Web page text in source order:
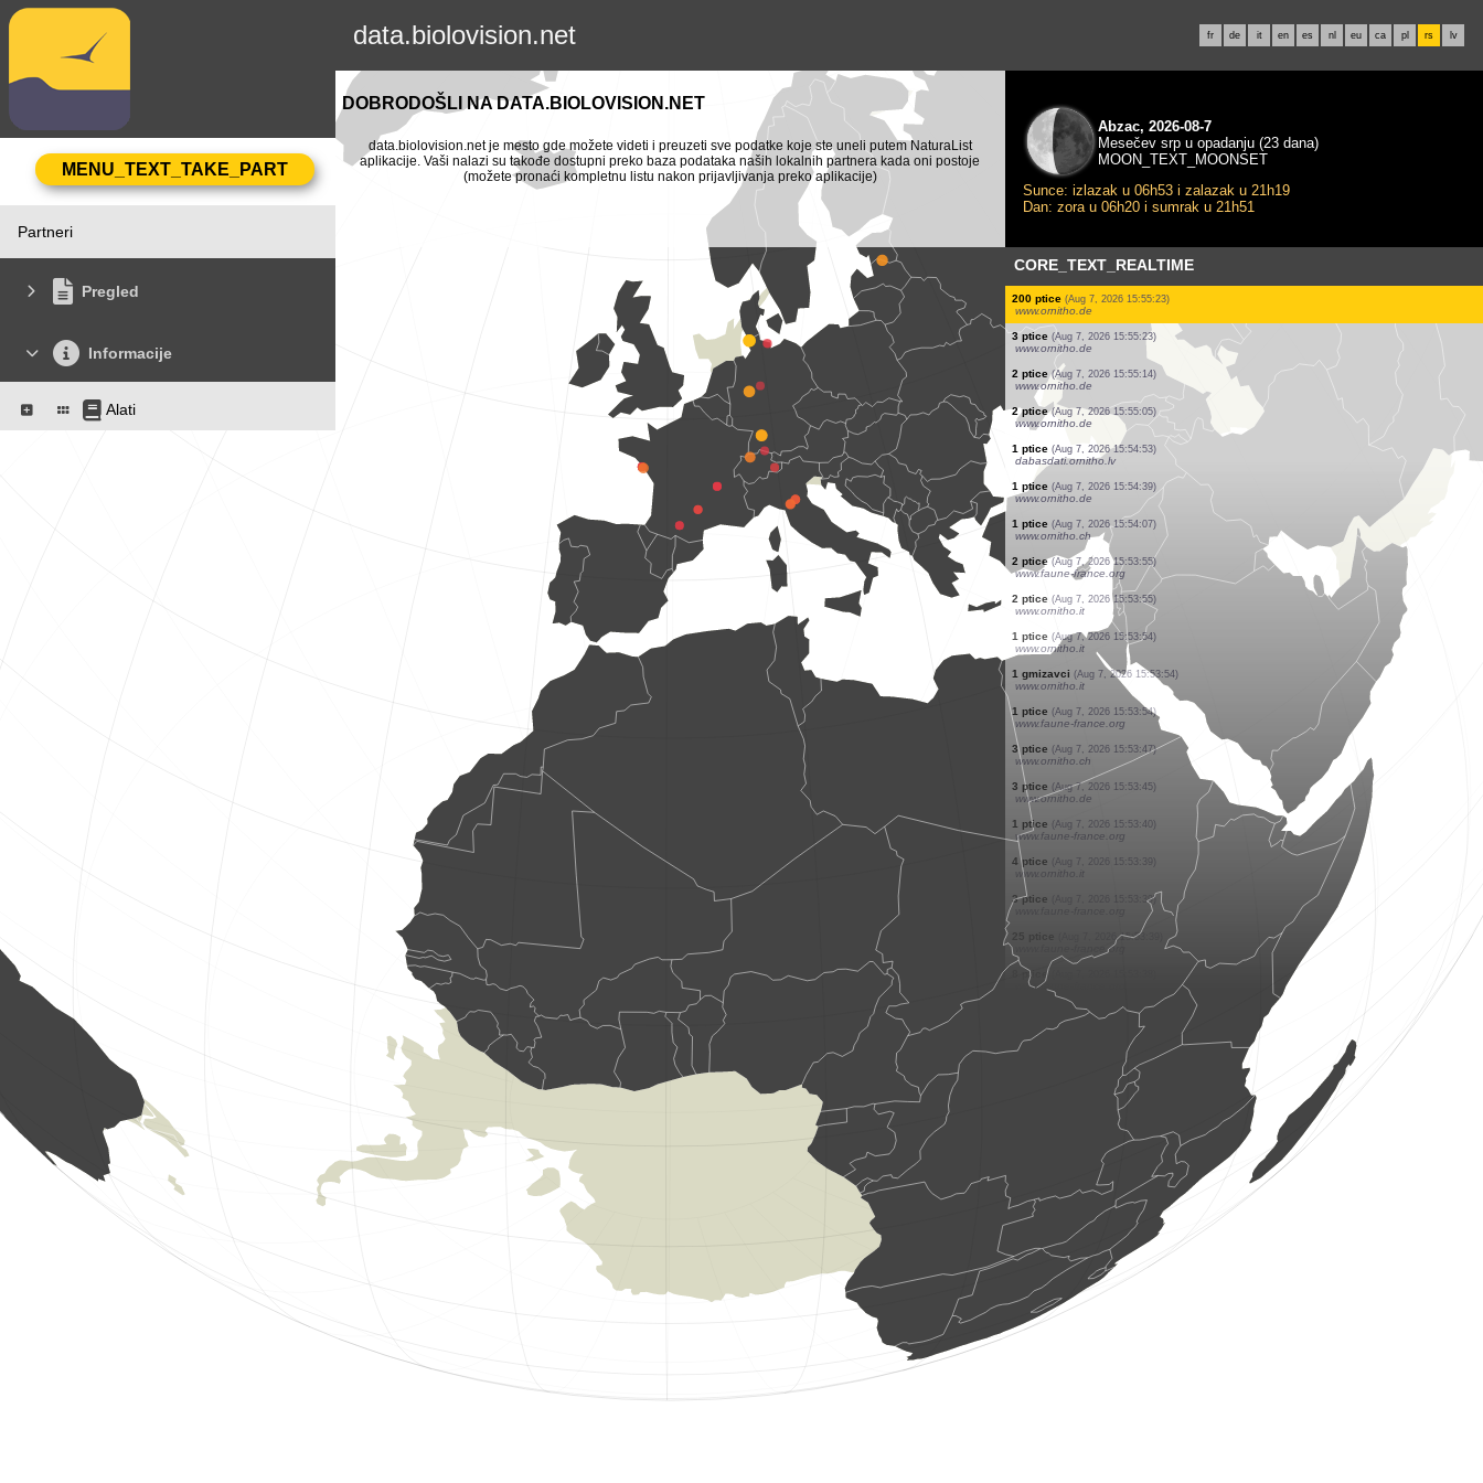
data.biolovision.net fr de it en es nl eu ca pl rs lv
Partneri
Pregled
Informacije
Alati
DOBRODOŠLI NA DATA.BIOLOVISION.NET
data.biolovision.net je mesto gde možete videti i preuzeti sve podatke koje ste uneli putem NaturaList
aplikacije. Vaši nalazi su takođe dostupni preko baza podataka naših lokalnih partnera kada oni postoje
(možete pronaći kompletnu listu nakon prijavljivanja preko aplikacije)
Abzac, 2026-08-7
Mesečev srp u opadanju (23 dana)
MOON_TEXT_MOONSET
Sunce: izlazak u 06h53 i zalazak u 21h19
Dan: zora u 06h20 i sumrak u 21h51
CORE_TEXT_REALTIME
1 gmizavci (Aug 7, 2026 15:55:24)
www.faune-france.org
30 ptice (Aug 7, 2026 15:55:23)
www.ornitho.de
2 ptice (Aug 7, 2026 15:55:23)
www.ornitho.de
1 ptice (Aug 7, 2026 15:55:23)
www.ornitho.de
300 ptice (Aug 7, 2026 15:55:23)
www.ornitho.de
40 ptice (Aug 7, 2026 15:55:23)
www.ornitho.de
400 ptice (Aug 7, 2026 15:55:23)
www.ornitho.de
300 ptice (Aug 7, 2026 15:55:23)
www.ornitho.de
200 ptice (Aug 7, 2026 15:55:23)
www.ornitho.de
3 ptice (Aug 7, 2026 15:55:23)
www.ornitho.de
2 ptice (Aug 7, 2026 15:55:14)
www.ornitho.de
2 ptice (Aug 7, 2026 15:55:05)
www.ornitho.de
1 ptice (Aug 7, 2026 15:54:53)
dabasdati.ornitho.lv
1 ptice (Aug 7, 2026 15:54:39)
www.ornitho.de
1 ptice (Aug 7, 2026 15:54:07)
www.ornitho.ch
2 ptice (Aug 7, 2026 15:53:55)
www.faune-france.org
2 ptice (Aug 7, 2026 15:53:55)
(Aug 7, 2026 15:53:54)
1 gmizavci
www.ornitho.it
(Aug 7, 2026 15:53:54)
www.faune-france.org
3 ptice (Aug 7, 2026 15:53:47)
(Aug 7, 2026 15:53:45)
(Aug 7, 2026 15:53:40)
(Aug 7, 2026 15:53:39)
3 ptice (Aug 7, 2026 15:53:39)
www.faune-france.org
(Aug 7, 2026 15:53:39)
www.faune-france.org
(Aug 7, 2026 15:53:38)
www.faune-france.org
2 ptice (Aug 7, 2026 15:53:38)
www.faune-france.org